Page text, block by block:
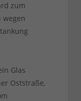
zum
wegen
Glas
Oststraße,